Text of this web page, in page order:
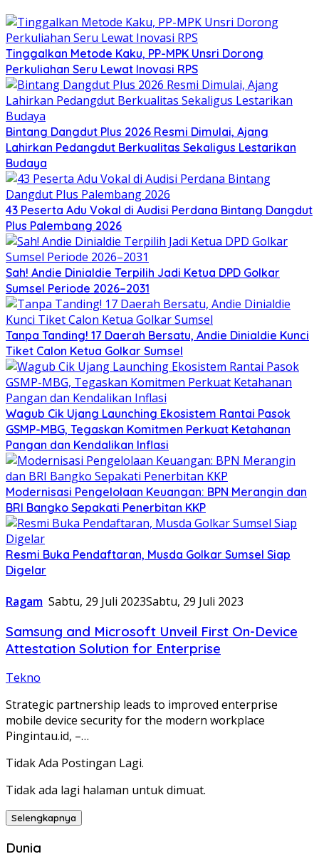
Tinggalkan Metode Kaku, PP-MPK Unsri Dorong
Perkuliahan Seru Lewat Inovasi RPS
Bintang Dangdut Plus 2026 Resmi Dimulai, Ajang
Lahirkan Pedangdut Berkualitas Sekaligus Lestarikan
Budaya
43 Peserta Adu Vokal di Audisi Perdana Bintang Dangdut
Plus Palembang 2026
Sah! Andie Dinialdie Terpilih Jadi Ketua DPD Golkar
Sumsel Periode 2026–2031
Tanpa Tanding! 17 Daerah Bersatu, Andie Dinialdie Kunci
Tiket Calon Ketua Golkar Sumsel
Wagub Cik Ujang Launching Ekosistem Rantai Pasok
GSMP-MBG, Tegaskan Komitmen Perkuat Ketahanan
Pangan dan Kendalikan Inflasi
Modernisasi Pengelolaan Keuangan: BPN Merangin dan
BRI Bangko Sepakati Penerbitan KKP
Resmi Buka Pendaftaran, Musda Golkar Sumsel Siap
Digelar
Ragam Sabtu, 29 Juli 2023Sabtu, 29 Juli 2023
Samsung and Microsoft Unveil First On-Device
Attestation Solution for Enterprise
Tekno
Strategic partnership leads to improved enterprise
mobile device security for the modern workplace
Pingintau.id, –…
Tidak Ada Postingan Lagi.
Tidak ada lagi halaman untuk dimuat.
Selengkapnya
Dunia